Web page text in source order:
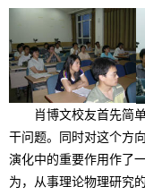
肖博文校友首先简
干问题。同时对这个方
演化中的重要作用作了
为，从事理论物理研究